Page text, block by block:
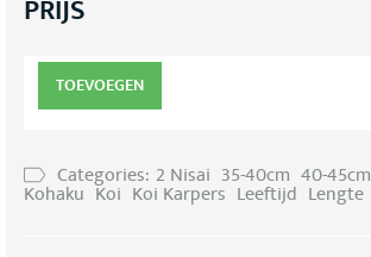
PRIJS
TOEVOEGEN
Categories: 2 Nisai 35-40cm 40-45cm
Kohaku Koi Koi Karpers Leeftijd Lengte